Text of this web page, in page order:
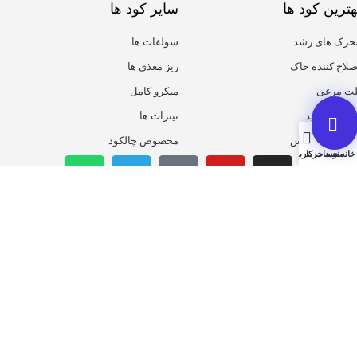
کود ها
های رشد
کننده خاک
مرغی
اسید
ست پلاس
سایر کود ها
سولفات ها
ریز مغذی ها
میکرو کامل
نیترات ها
مخصوص چالکود
خانهمنوسبد خرید
حساب کاربری من